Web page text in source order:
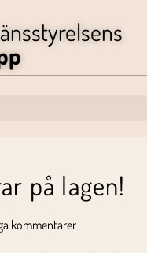
på lagen!
kommentarer